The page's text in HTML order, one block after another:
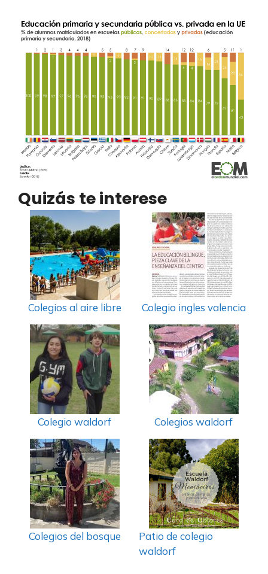
Quizás te interese
Colegios al aire libre Colegio ingles valencia
Colegio waldorf Colegios waldorf
Colegios del bosque
Patio de colegio
waldorf